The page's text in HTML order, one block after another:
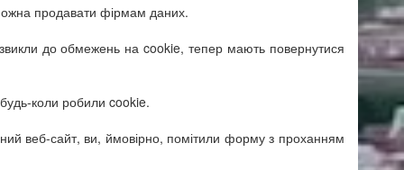
продавати фірмам даних.
до обмежень на cookie, тепер мають повернутися
коли робили cookie.
веб-сайт, ви, ймовірно, помітили форму з проханням